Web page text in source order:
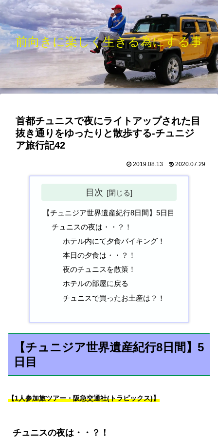
前向きに楽しく生きる為にする事
首都チュニスで夜にライトアップされた目
抜き通りをゆったりと散歩する-チュニジ
ア旅行記42
2019.08.13 2020.07.29
目次
【チュニジア世界遺産紀行8日間】5日目
チュニスの夜は・・？！
ホテル内にて夕食バイキング！
本日の夕食は・・？！
夜のチュニスを散策！
ホテルの部屋に戻る
チュニスで買ったお土産は？！
【チュニジア世界遺産紀行8日間】5
日目
【1人参加旅ツアー・阪急交通社(トラピックス)】
チュニスの夜は・・？！